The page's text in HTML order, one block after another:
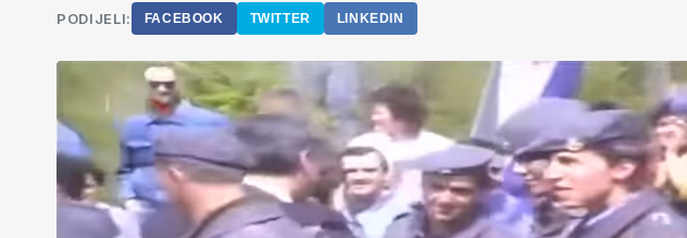
PODIJELI: FACEBOOK TWITTER LINKEDIN